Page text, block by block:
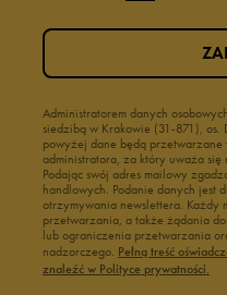
Administratorem danych
siedzibą w Krakowie (31-871),
powyżej dane będą
administratora, za który uważa się
Podając swój adres mailowy
handlowych. Podanie danych jest
otrzymywania newslettera. Każdy
przetwarzania, a także żądania
lub ograniczenia przetwarzania
nadzorczego. Pełną treść
znaleźć w Polityce prywatności.